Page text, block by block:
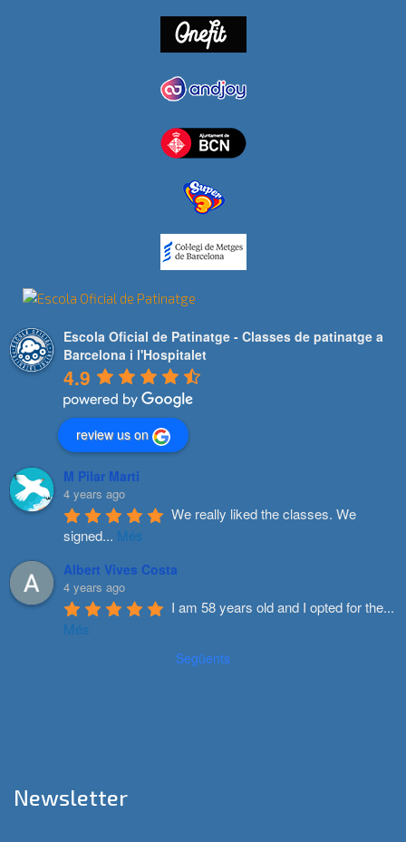
Escola Oficial de Patinatge - Classes de patinatge a
Barcelona i l'Hospitalet
4.9
review us on
M Pilar Marti
4 years ago
We really liked the classes. We
signed... Més
Albert Vives Costa
4 years ago
I am 58 years old and I opted for the...
Més
Següents
Newsletter